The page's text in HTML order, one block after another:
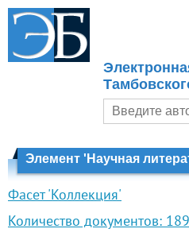
Элемент 'Научная
Фасет 'Коллекция'
Количество документов: 189